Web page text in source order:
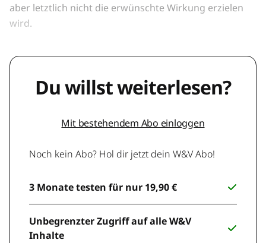
aber letztlich nicht die erwünschte Wirkung erzielen
wird.
Du willst weiterlesen?
Mit bestehendem Abo einloggen
Noch kein Abo? Hol dir jetzt dein W&V Abo!
3 Monate testen für nur 19,90 €
Unbegrenzter Zugriff auf alle W&V
Inhalte